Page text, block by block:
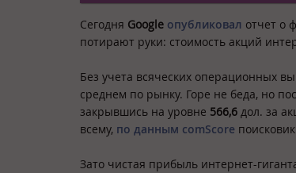
Сегодня Google опубликовал отчет о
потирают руки: стоимость акций
Без учета всяческих операционных
среднем по рынку. Горе не беда, но
закрывшись на уровне 566,6 дол. за
всему, по данным comScore
Зато чистая прибыль интернет-